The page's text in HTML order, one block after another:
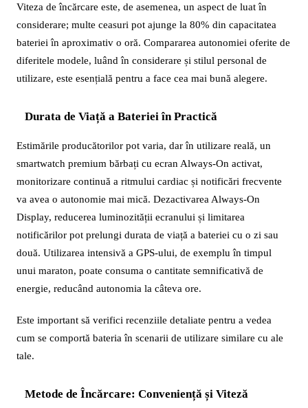
Viteza de încărcare este, de asemenea, un aspect de luat în
considerare; multe ceasuri pot ajunge la 80% din capacitatea
bateriei în aproximativ o oră. Compararea autonomiei oferite de
diferitele modele, luând în considerare și stilul personal de
utilizare, este esențială pentru a face cea mai bună alegere.
Durata de Viață a Bateriei în Practică
Estimările producătorilor pot varia, dar în utilizare reală, un
smartwatch premium bărbați cu ecran Always-On activat,
monitorizare continuă a ritmului cardiac și notificări frecvente
va avea o autonomie mai mică. Dezactivarea Always-On
Display, reducerea luminozității ecranului și limitarea
notificărilor pot prelungi durata de viață a bateriei cu o zi sau
două. Utilizarea intensivă a GPS-ului, de exemplu în timpul
unui maraton, poate consuma o cantitate semnificativă de
energie, reducând autonomia la câteva ore.
Este important să verifici recenziile detaliate pentru a vedea
cum se comportă bateria în scenarii de utilizare similare cu ale
tale.
Metode de Încărcare: Conveniență și Viteză